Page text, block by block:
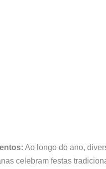
Ao longo do ano,
celebram festas